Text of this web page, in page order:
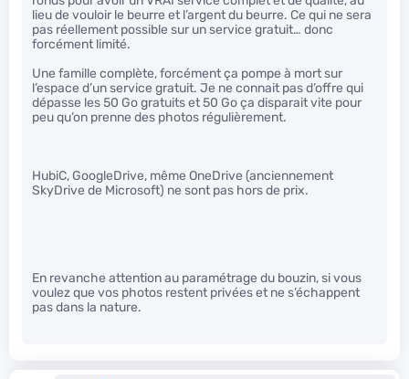
lieu de vouloir le beurre et l’argent du beurre. Ce qui ne sera
pas réellement possible sur un service gratuit… donc
forcément limité.
Une famille complète, forcément ça pompe à mort sur
l’espace d’un service gratuit. Je ne connait pas d’offre qui
dépasse les 50 Go gratuits et 50 Go ça disparait vite pour
peu qu’on prenne des photos régulièrement.
HubiC, GoogleDrive, même OneDrive (anciennement
SkyDrive de Microsoft) ne sont pas hors de prix.
En revanche attention au paramétrage du bouzin, si vous
voulez que vos photos restent privées et ne s’échappent
pas dans la nature.